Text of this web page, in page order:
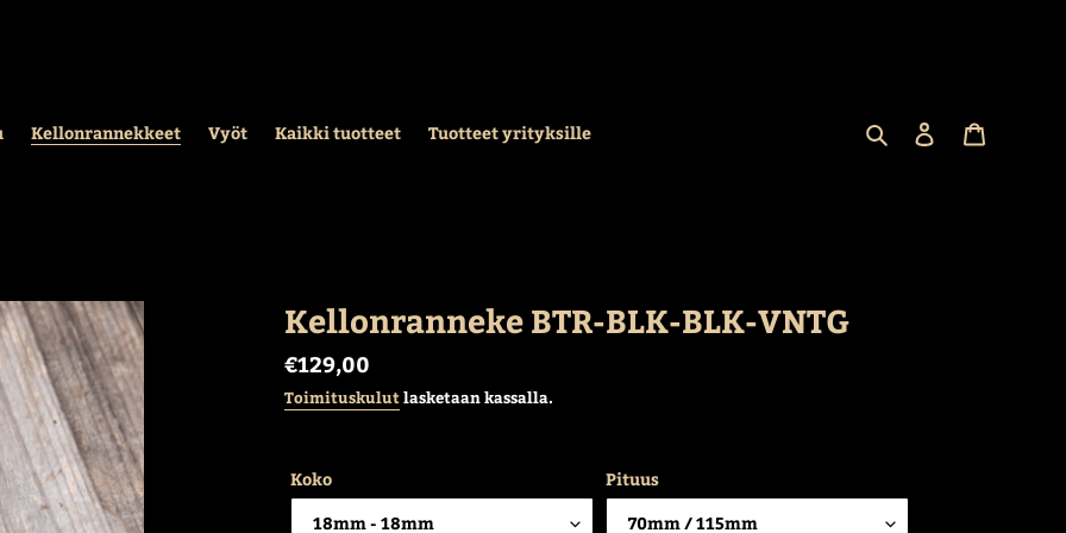
Kellonrannekkeet Vyöt Kaikki tuotteet Tuotteet yrityksille Hae Kirjaudu sisään
Kellonranneke BTR-BLK-BLK-VNTG
Normaalihinta
€129,00
Toimituskulutlasketaan kassalla.
Koko Pituus